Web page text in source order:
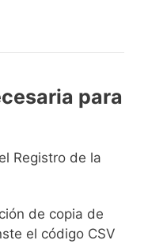
para
Registro de la
de copia de
el código CSV